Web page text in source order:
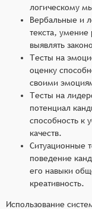
логическому
Вербальные и
текста, умение
выявлять
Тесты на
оценку
своими
Тесты на
потенциал
способность к
качеств.
Ситуационные
поведение
его навыки
креативность.
Использование